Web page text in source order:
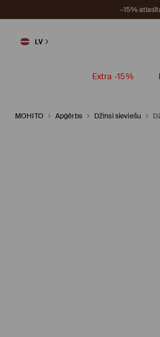
–15%
LV
Extra -15%
MOHITO Apģērbs Džinsi sieviešu